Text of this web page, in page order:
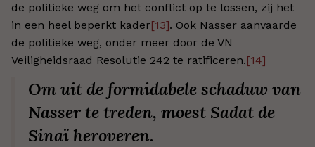
de politieke weg om het conflict op te lossen, zij het
in een heel beperkt kader[13]. Ook Nasser aanvaarde
de politieke weg, onder meer door de VN
Veiligheidsraad Resolutie 242 te ratificeren.[14]
Om uit de formidabele schaduw van
Nasser te treden, moest Sadat de
Sinaï heroveren.